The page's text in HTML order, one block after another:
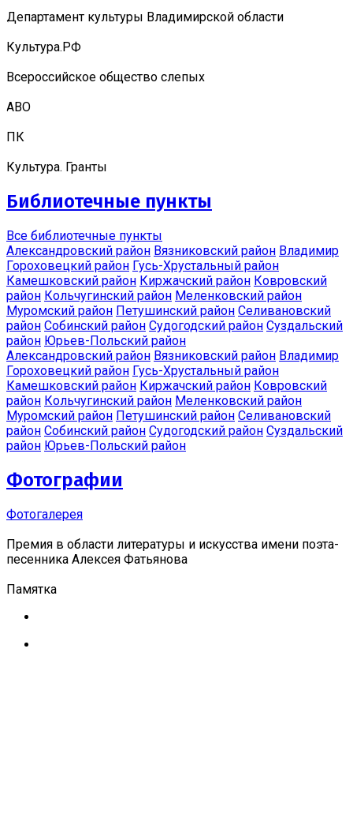
Департамент культуры Владимирской области
Культура.РФ
Всероссийское общество слепых
АВО
ПК
Культура. Гранты
Библиотечные пункты
Все библиотечные пункты
Александровский район Вязниковский район Владимир
Гороховецкий район Гусь-Хрустальный район
Камешковский район Киржачский район Ковровский
район Кольчугинский район Меленковский район
Муромский район Петушинский район Селивановский
район Собинский район Судогодский район Суздальский
район Юрьев-Польский район
Александровский район Вязниковский район Владимир
Гороховецкий район Гусь-Хрустальный район
Камешковский район Киржачский район Ковровский
район Кольчугинский район Меленковский район
Муромский район Петушинский район Селивановский
район Собинский район Судогодский район Суздальский
район Юрьев-Польский район
Фотографии
Фотогалерея
Премия в области литературы и искусства имени поэта-
песенника Алексея Фатьянова
Памятка